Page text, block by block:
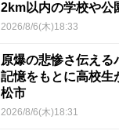
2km以内の学校や公
2026/8/6(木)18:33
原爆の悲惨さ伝え
記憶をもとに高校
松市
2026/8/6(木)18:31